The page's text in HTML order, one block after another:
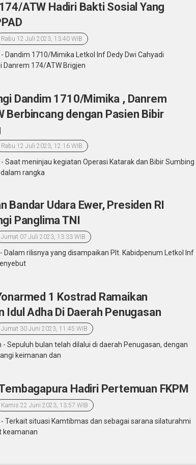
ATW Hadiri Bakti Sosial Yang
Rabu 12 Juli 2023, 13:40 WIB
Dandim 1710/Mimika Letkol Inf Dedy Dwi Cahyadi
Danrem 174/ATW Brigjen
Dandim 1710/Mimika , Danrem
Berbincang dengan Pasien Bibir
Rabu 12 Juli 2023, 12:16 WIB
Saat meninjau kegiatan Operasi Katarak dan Bibir Sumbing
rangka
Bandar Udara Ewer, Presiden RI
Panglima TNI
Jumat 07 Juli 2023, 13:33 WIB
Dalam rilisnya yang disampaikan Plt. Kabidpenum Letkol Inf
1 Kostrad Ramaikan
Idul Adha Di Daerah Penugasan
Jumat 30 Juni 2023, 11:45 WIB
- Sepuluh bulan telah dilalui di daerah Penugasan, dengan
keimanan dan
Hadiri Pertemuan FKPM
Kamis 22 Juni 2023, 13:57 WIB
- Terkait situasi Kamtibmas dan sebagai sarana silaturahmi
keamanan